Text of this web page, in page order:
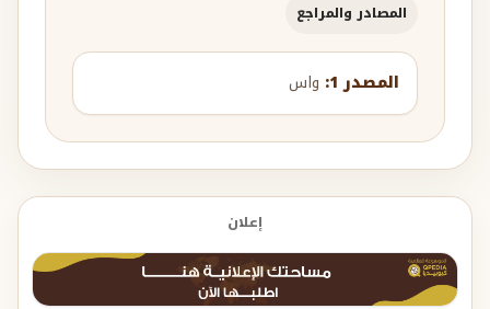
المصادر والمراجع
المصدر 1: واس
إعلان